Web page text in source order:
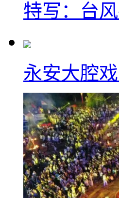
特写：台
永安大腔